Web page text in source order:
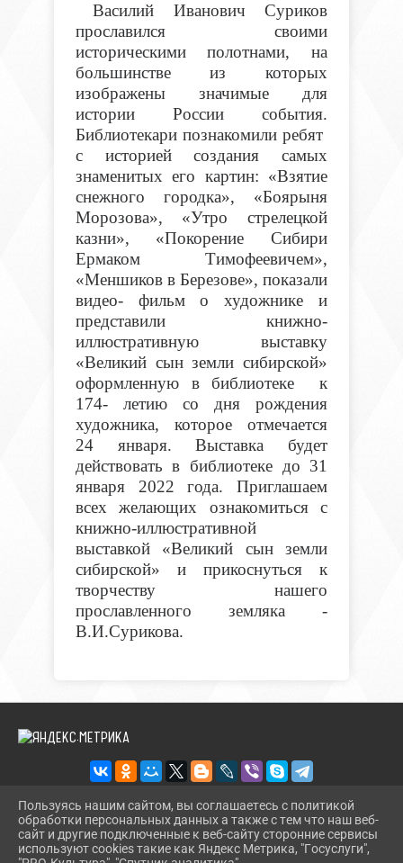
Василий Иванович Суриков
прославился своими
историческими полотнами, на
большинстве из которых
изображены значимые для
истории России события.
Библиотекари познакомили ребят
с историей создания самых
знаменитых его картин: «Взятие
снежного городка», «Боярыня
Морозова», «Утро стрелецкой
казни», «Покорение Сибири
Ермаком Тимофеевичем»,
«Меншиков в Березове», показали
видео- фильм о художнике и
представили книжно-
иллюстративную выставку
«Великий сын земли сибирской»
оформленную в библиотеке к
174- летию со дня рождения
художника, которое отмечается
24 января. Выставка будет
действовать в библиотеке до 31
января 2022 года. Приглашаем
всех желающих ознакомиться с
книжно-иллюстративной
выставкой «Великий сын земли
сибирской» и прикоснуться к
творчеству нашего
прославленного земляка -
В.И.Сурикова.
2026 Г. BMLIBR.RU
ВХОД
Пользуясь нашим сайтом, вы соглашаетесь с политикой
обработки персональных данных а также с тем что наш веб-
сайт и другие подключенные к веб-сайту сторонние сервисы
используют cookies такие как Яндекс Метрика, "Госуслуги",